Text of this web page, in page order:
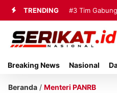
TRENDING #3 Tim
Korban
Breaking News Nasional
Beranda / Menteri PANRB